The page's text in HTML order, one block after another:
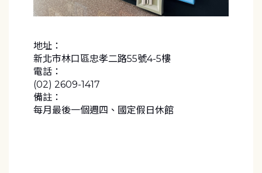
地址：
新北市林口區忠孝二路55號4-5樓
電話：
(02) 2609-1417
備註：
每月最後一個週四、國定假日休館